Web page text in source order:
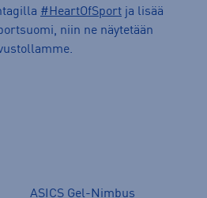
#HeartOfSport ja lisää
niin ne näytetään
ASICS Gel-Nimbus